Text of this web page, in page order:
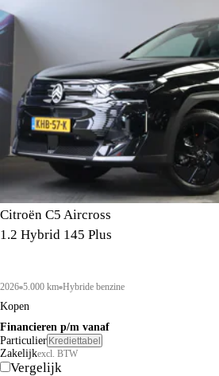
Citroën C5 Aircross
1.2 Hybrid 145 Plus
2026 5.000 km Hybride benzine
Kopen
Financieren p/m vanaf
Particulier Krediettabel
Zakelijkexcl. BTW
Vergelijk